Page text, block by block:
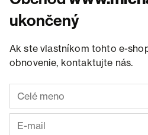
ukončený
Ak ste vlastníkom tohto e-
obnovenie, kontaktujte nás.